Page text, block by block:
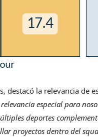
destacó la relevancia de
especial para
deportes
proyectos dentro del